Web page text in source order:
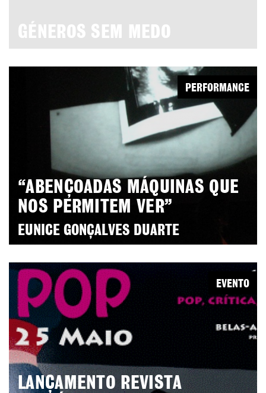
GÉNEROS SEM MEDO
“ABENÇOADAS MÁQUINAS QUE
NOS PERMITEM VER”
EUNICE GONÇALVES DUARTE
PERFORMANCE
LANÇAMENTO REVISTA
EVENTO